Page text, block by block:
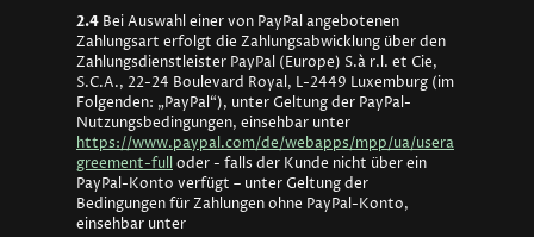
2.4 Bei Auswahl einer von PayPal angebotenen
Zahlungsart erfolgt die Zahlungsabwicklung über den
Zahlungsdienstleister PayPal (Europe) S.à r.l. et Cie,
S.C.A., 22-24 Boulevard Royal, L-2449 Luxemburg (im
Folgenden: „PayPal“), unter Geltung der PayPal-
Nutzungsbedingungen, einsehbar unter
https://www.paypal.com/de/webapps/mpp/ua/usera
greement-fulloder - falls der Kunde nicht über ein
PayPal-Konto verfügt – unter Geltung der
Bedingungen für Zahlungen ohne PayPal-Konto,
einsehbar unter